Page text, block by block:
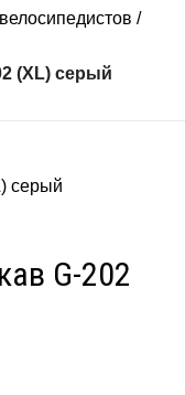
(XL) серый
G-202